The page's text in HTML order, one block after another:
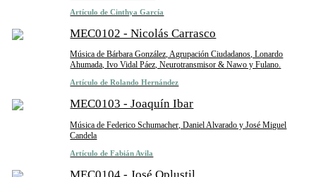
Artículo de Cinthya García
MEC0102 - Nicolás Carrasco
Música de Bárbara González, Agrupación Ciudadanos, Lonardo
Ahumada, Ivo Vidal Páez, Neurotransmisor & Nawo y Fulano.
Artículo de Rolando Hernández
MEC0103 - Joaquín Ibar
Música de Federico Schumacher, Daniel Alvarado y José Miguel
Candela
Artículo de Fabián Avila